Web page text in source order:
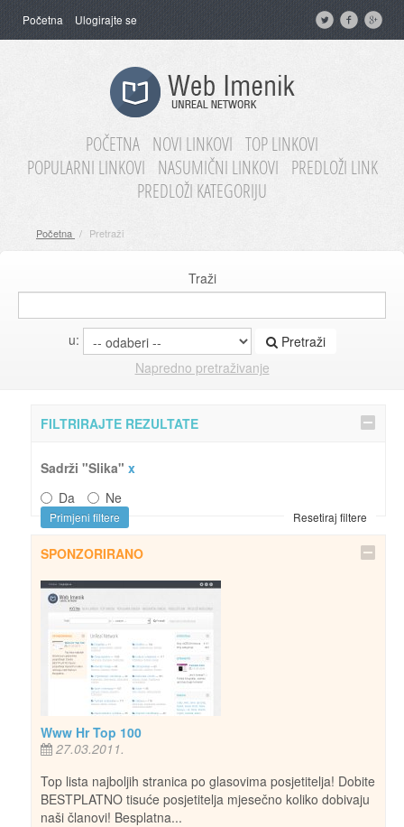
Početna Ulogirajte se
POČETNA NOVI LINKOVI TOP LINKOVI
POPULARNI LINKOVI
NASUMIČNI LINKOVI
PREDLOŽI LINK
PREDLOŽI KATEGORIJU
Početna / Pretraži
Traži
u:
Pretraži
Napredno pretraživanje
FILTRIRAJTE REZULTATE
Sadrži "Slika" x
Da
Ne
Resetiraj filtere
Primjeni filtere
SPONZORIRANO
Www Hr Top 100
27.03.2011.
Top lista najboljih stranica po glasovima posjetitelja! Dobite
BESTPLATNO tisuće posjetitelja mjesečno koliko dobivaju
naši članovi! Besplatna...